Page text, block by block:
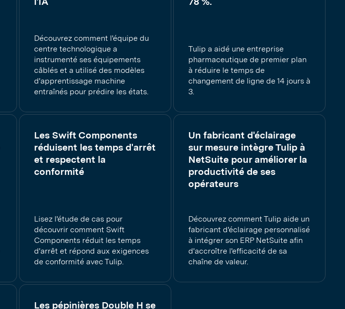
Découvrez comment l'équipe du
centre technologique a
instrumenté ses équipements
câblés et a utilisé des modèles
d'apprentissage machine
entraînés pour prédire les états.
Tulip a aidé une entreprise
pharmaceutique de premier plan
à réduire le temps de
changement de ligne de 14 jours à
3.
Les Swift Components
réduisent les temps d'arrêt
et respectent la
conformité
Lisez l'étude de cas pour
découvrir comment Swift
Components réduit les temps
d'arrêt et répond aux exigences
de conformité avec Tulip.
Un fabricant d'éclairage
sur mesure intègre Tulip à
NetSuite pour améliorer la
productivité de ses
opérateurs
Découvrez comment Tulip aide un
fabricant d'éclairage personnalisé
à intégrer son ERP NetSuite afin
d'accroître l'efficacité de sa
chaîne de valeur.
Les pépinières Double H se